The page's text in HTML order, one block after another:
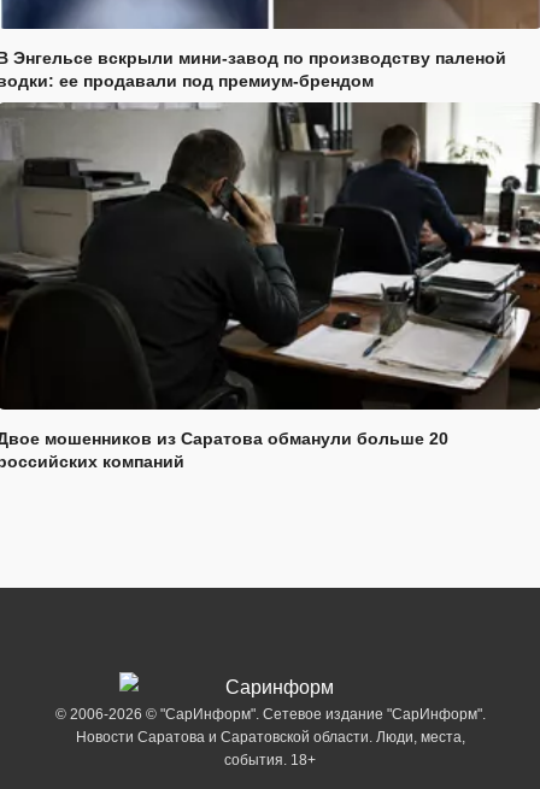
Энгельсе вскрыли мини-завод по производству паленой
ее продавали под премиум-брендом
мошенников из Саратова обманули больше 20
компаний
© 2006-2026 © "СарИнформ". Сетевое издание "СарИнформ".
Новости Саратова и Саратовской области. Люди, места,
события. 18+